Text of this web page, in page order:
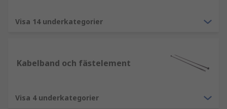
Visa 14 underkategorier
Kabelband och fästelement
Visa 4 underkategorier